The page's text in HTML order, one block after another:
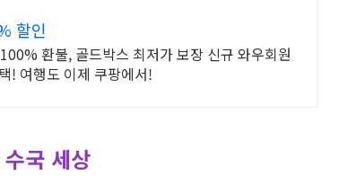
할인
환불, 골드박스 최저가 보장 신규 와우회원
! 여행도 이제 쿠팡에서!
국 세상